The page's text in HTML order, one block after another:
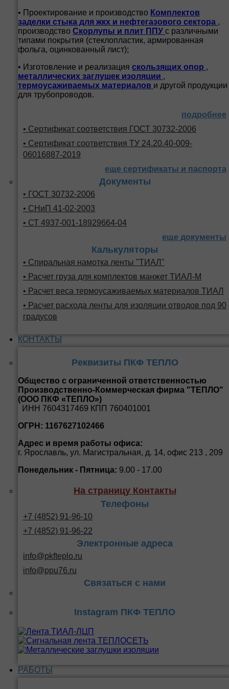
• Проектирование и производство Комплектов
заделки стыка для жкх и нефтегазового сектора ,
производство Скорлупы и плит ППУ с различными
типами покрытия (стеклопластик, армированная
фольга, оцинкованный лист);
• Изготовление и реализация скользящих опор ,
металлических заглушек изоляции ,
термоусаживаемых материалов и другой продукции
для трубопроводов.
подробнее
• Сертификат соответствия ГОСТ 30732-2006
• Сертификат соответствия ТУ 24.20.40-009-
06016887-2019
еще сертификаты и паспорта
Документы
• ГОСТ 30732-2006
• СНиП 41-02-2003
• СТ 4937-001-18929664-04
еще документы
Калькуляторы
• Спиральная намотка ленты "ТИАЛ"
• Расчет груза для комплектов манжет ТИАЛ-М
• Расчет веса термоусаживаемых материалов ТИАЛ
• Расчет расхода ленты для изоляции отводов под 90
градусов
КОНТАКТЫ
Реквизиты ПКФ ТЕПЛО
Общество с ограниченной ответственностью
Производственно-Коммерческая фирма "ТЕПЛО"
(ООО ПКФ «ТЕПЛО»)
ИНН 7604317469 КПП 760401001
ОГРН: 1167627102466
Адрес и время работы офиса:
г. Ярославль, ул. Магистральная, д. 14, офис 213 , 209
Понедельник - Пятница: 9.00 - 17.00
На страницу Контакты
Телефоны
+7 (4852) 91-96-10
+7 (4852) 91-96-22
Электронные адреса
info@pkfteplo.ru
info@ppu76.ru
Связаться с нами
Instagram ПКФ ТЕПЛО
РАБОТЫ